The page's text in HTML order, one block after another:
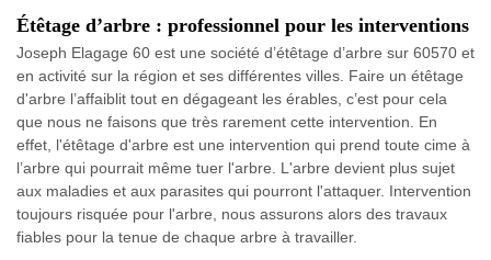
Étêtage d’arbre : professionnel pour les interventions
Joseph Elagage 60 est une société d’étêtage d’arbre sur 60570 et
en activité sur la région et ses différentes villes. Faire un étêtage
d'arbre l’affaiblit tout en dégageant les érables, c’est pour cela
que nous ne faisons que très rarement cette intervention. En
effet, l'étêtage d'arbre est une intervention qui prend toute cime à
l’arbre qui pourrait même tuer l'arbre. L'arbre devient plus sujet
aux maladies et aux parasites qui pourront l'attaquer. Intervention
toujours risquée pour l'arbre, nous assurons alors des travaux
fiables pour la tenue de chaque arbre à travailler.